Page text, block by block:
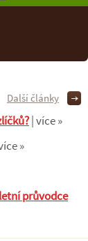
| více »
»
průvodce
Další články